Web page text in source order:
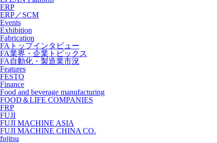
ERP
ERP／SCM
Events
Exhibition
Fabrication
FAトップインタビュー
FA業界・企業トピックス
FA自動化・製造業市況
Features
FESTO
Finance
Food and beverage manufacturing
FOOD＆LIFE COMPANIES
FRP
FUJI
FUJI MACHINE ASIA
FUJI MACHINE CHINA CO.
fujitsu